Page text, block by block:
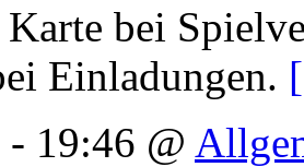
bei
Einladungen.
19:46 @